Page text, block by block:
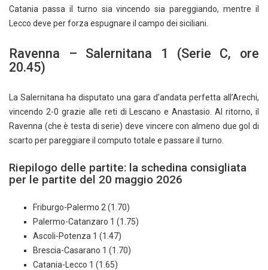
Catania passa il turno sia vincendo sia pareggiando, mentre il
Lecco deve per forza espugnare il campo dei siciliani.
Ravenna – Salernitana 1 (Serie C, ore
20.45)
La Salernitana ha disputato una gara d’andata perfetta all’Arechi,
vincendo 2-0 grazie alle reti di Lescano e Anastasio. Al ritorno, il
Ravenna (che è testa di serie) deve vincere con almeno due gol di
scarto per pareggiare il computo totale e passare il turno.
Riepilogo delle partite: la schedina consigliata
per le partite del 20 maggio 2026
Friburgo-Palermo 2 (1.70)
Palermo-Catanzaro 1 (1.75)
Ascoli-Potenza 1 (1.47)
Brescia-Casarano 1 (1.70)
Catania-Lecco 1 (1.65)